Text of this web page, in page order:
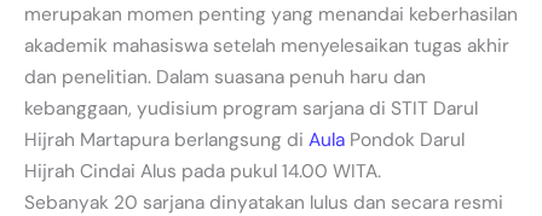
merupakan momen penting yang menandai keberhasilan
akademik mahasiswa setelah menyelesaikan tugas akhir
dan penelitian. Dalam suasana penuh haru dan
kebanggaan, yudisium program sarjana di STIT Darul
Hijrah Martapura berlangsung di Aula Pondok Darul
Hijrah Cindai Alus pada pukul 14.00 WITA.
Sebanyak 20 sarjana dinyatakan lulus dan secara resmi